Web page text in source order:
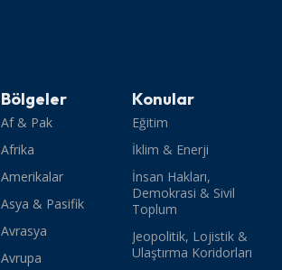
Bölgeler
Af & Pak
Afrika
Amerikalar
Asya & Pasifik
Avrasya
Avrupa
Konular
Eğitim
İklim & Enerji
İnsan Hakları,
Demokrasi & Sivil
Toplum
Jeopolitik, Lojistik &
Ulaştırma Koridorları